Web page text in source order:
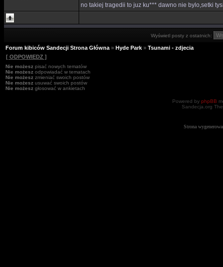
no takiej tragedii to juz ku*** dawno nie bylo,setki
Wyświetl posty z ostatnich:
Forum kibiców Sandecji Strona Główna » Hyde Park » Tsunami - zdjecia
[ ODPOWIEDZ ]
Nie możesz pisać nowych tematów
Nie możesz odpowiadać w tematach
Nie możesz zmieniać swoich postów
Nie możesz usuwać swoich postów
Nie możesz głosować w ankietach
Powered by phpBB
Sandecja.org
Strona